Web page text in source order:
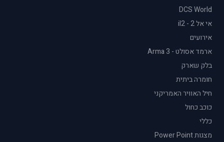
DCS World
אי אל 2 - il2
אירועים
ארמד אסולט - Arma 3
בלק שארק
חומרה ביתית
חיל האוויר האמריקני
כוכב כחול
כללי
מצגות Power Point